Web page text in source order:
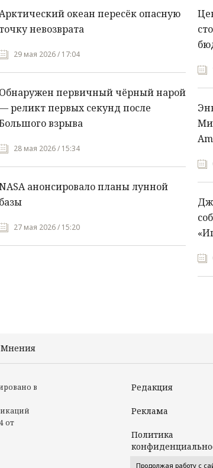
океан пересёк опасную
точку невозврата
29 мая 2026 / 17:04
Обнаружен первичный чёрный нарой
реликт первых секунд после
взрыва
28 мая 2026 / 15:34
анонсировало планы лунной
базы
27 мая 2026 / 15:20
Мнения
в
от
Редакция
Реклама
Политика
Продолжая работу с